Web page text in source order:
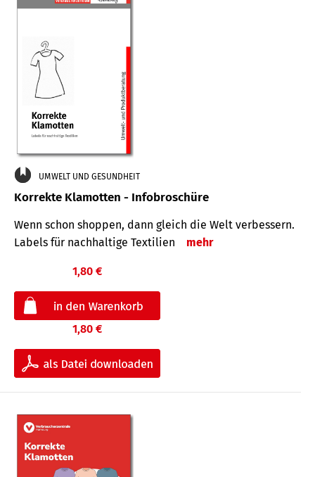
UMWELT UND GESUNDHEIT
Korrekte Klamotten - Infobroschüre
Wenn schon shoppen, dann gleich die Welt verbessern.
Labels für nachhaltige Textilien
mehr
1,80 €
1,80 €